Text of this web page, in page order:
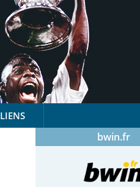
LIENS
bwin.fr